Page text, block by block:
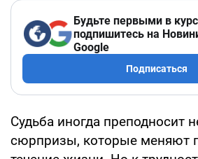
Будьте первыми в
подпишитесь на
Google
Подписаться
Судьба иногда преподносит
сюрпризы, которые меняют